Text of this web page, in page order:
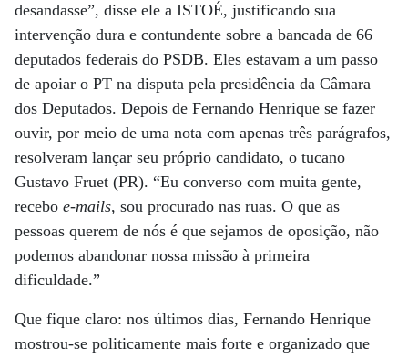
desandasse”, disse ele a ISTOÉ, justificando sua
intervenção dura e contundente sobre a bancada de 66
deputados federais do PSDB. Eles estavam a um passo
de apoiar o PT na disputa pela presidência da Câmara
dos Deputados. Depois de Fernando Henrique se fazer
ouvir, por meio de uma nota com apenas três parágrafos,
resolveram lançar seu próprio candidato, o tucano
Gustavo Fruet (PR). “Eu converso com muita gente,
recebo e-mails, sou procurado nas ruas. O que as
pessoas querem de nós é que sejamos de oposição, não
podemos abandonar nossa missão à primeira
dificuldade.”
Que fique claro: nos últimos dias, Fernando Henrique
mostrou-se politicamente mais forte e organizado que